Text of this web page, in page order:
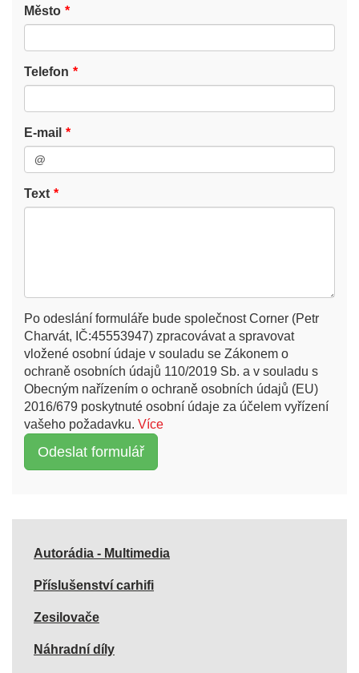
Město
Telefon
E-mail
Text
Po odeslání formuláře bude společnost Corner (Petr
Charvát, IČ:45553947) zpracovávat a spravovat
vložené osobní údaje v souladu se Zákonem o
ochraně osobních údajů 110/2019 Sb. a v souladu s
Obecným nařízením o ochraně osobních údajů (EU)
2016/679 poskytnuté osobní údaje za účelem vyřízení
vašeho požadavku. Více
Autorádia - Multimedia
Příslušenství carhifi
Zesilovače
Náhradní díly